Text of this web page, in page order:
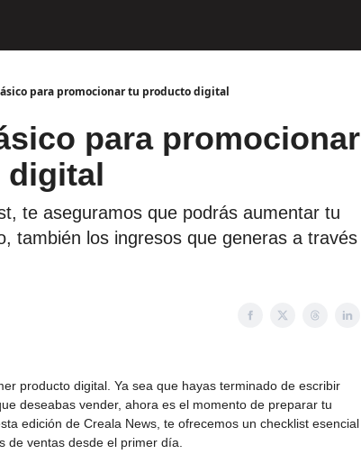
para promocionar tu producto digital
para promocionar
digital
te aseguramos que podrás aumentar tu
también los ingresos que generas a través
producto digital. Ya sea que hayas terminado de escribir
deseabas vender, ahora es el momento de preparar tu
edición de Creala News, te ofrecemos un checklist esencial
de ventas desde el primer día.